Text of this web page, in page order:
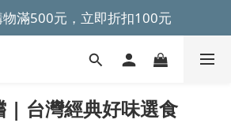
館滿499元免運~
滿500元，立即折扣100元
~全館滿499元免運~
| 台灣經典好味選食